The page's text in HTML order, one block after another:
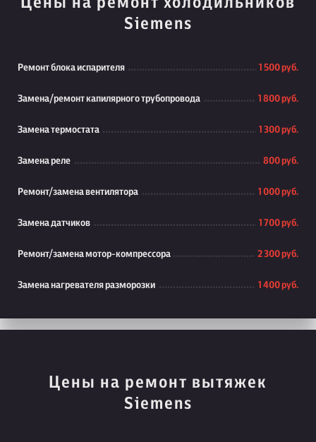
Siemens
Ремонт блока испарителя 1 500 руб.
Замена/ремонт капилярного трубопровода 1 800 руб.
Замена термостата 1 300 руб.
Замена реле 800 руб.
Ремонт/замена вентилятора 1 000 руб.
Замена датчиков 1 700 руб.
Ремонт/замена мотор-компрессора 2 300 руб.
Замена нагревателя разморозки 1 400 руб.
Цены на ремонт вытяжек
Siemens